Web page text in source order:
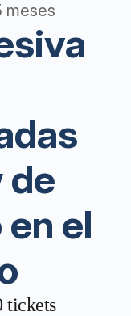
meses
de
el
tickets